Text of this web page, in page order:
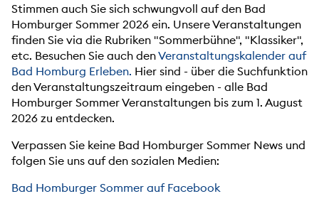
Stimmen auch Sie sich schwungvoll auf den Bad
Homburger Sommer 2026 ein. Unsere Veranstaltungen
finden Sie via die Rubriken "Sommerbühne", "Klassiker",
etc. Besuchen Sie auch denVeranstaltungskalender auf
Bad Homburg Erleben. Hier sind - über die Suchfunktion
den Veranstaltungszeitraum eingeben - alle Bad
Homburger Sommer Veranstaltungen bis zum 1. August
2026 zu entdecken.
Verpassen Sie keine Bad Homburger Sommer News und
folgen Sie uns auf den sozialen Medien:
Bad Homburger Sommer auf Facebook